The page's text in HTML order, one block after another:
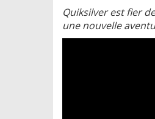
Quiksilver est fier
une nouvelle